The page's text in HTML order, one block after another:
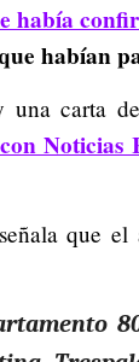
había
habían
carta
Noticias
que el